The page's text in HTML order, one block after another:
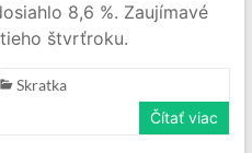
8,6 %. Zaujímavé
štvrťroku.
Skratka
Čítať viac